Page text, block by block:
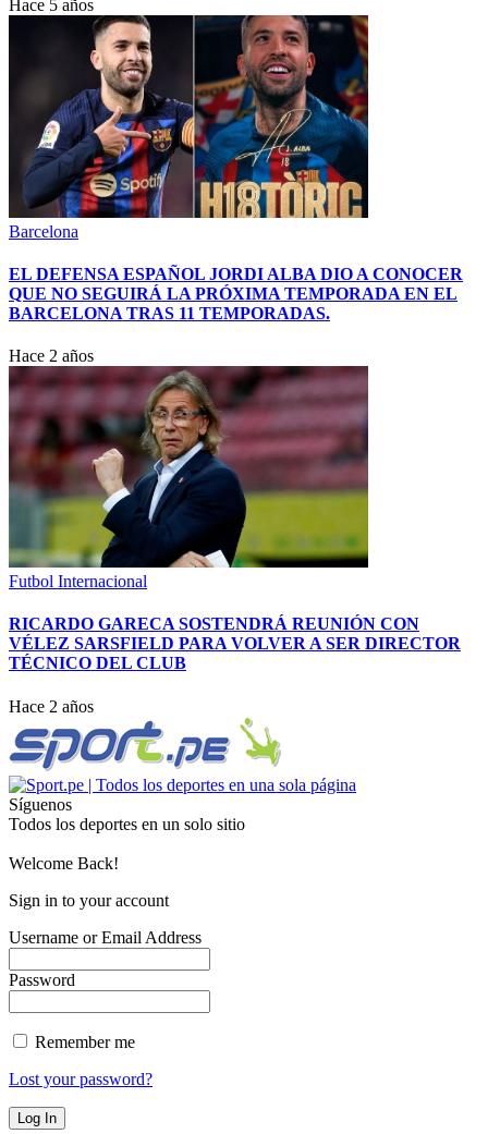
Hace 5 años
Barcelona
EL DEFENSA ESPAÑOL JORDI ALBA DIO A CONOCER
QUE NO SEGUIRÁ LA PRÓXIMA TEMPORADA EN EL
BARCELONA TRAS 11 TEMPORADAS.
Hace 2 años
Futbol Internacional
RICARDO GARECA SOSTENDRÁ REUNIÓN CON
VÉLEZ SARSFIELD PARA VOLVER A SER DIRECTOR
TÉCNICO DEL CLUB
Hace 2 años
Síguenos
Todos los deportes en un solo sitio
Welcome Back!
Sign in to your account
Username or Email Address
Password
Remember me
Lost your password?